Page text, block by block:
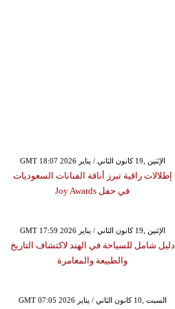
GMT 18:07 2026 الإثنين ,19 كانون الثاني / يناير
إطلالات راقية تبرز أناقة الفنانات السعوديات
في حفل Joy Awards
GMT 17:59 2026 الإثنين ,19 كانون الثاني / يناير
دليل شامل للسياحة في الهند لاكتشاف التاريخ
والطبيعة والمغامرة
GMT 07:05 2026 السبت ,10 كانون الثاني / يناير